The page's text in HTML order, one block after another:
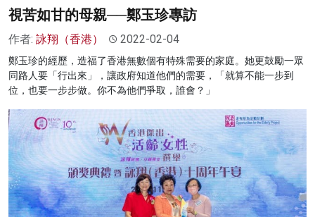
視苦如甘的母親──鄭玉珍專訪
作者: 詠翔（香港） 2022-02-04
鄭玉珍的經歷，造福了香港無數個有特殊需要的家庭。她更鼓勵一眾
同路人要「行出來」，讓政府知道他們的需要，「就算不能一步到
位，也要一步步做。你不為他們爭取，誰會？」